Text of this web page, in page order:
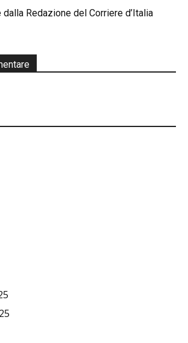
dalla Redazione del Corriere d’Italia